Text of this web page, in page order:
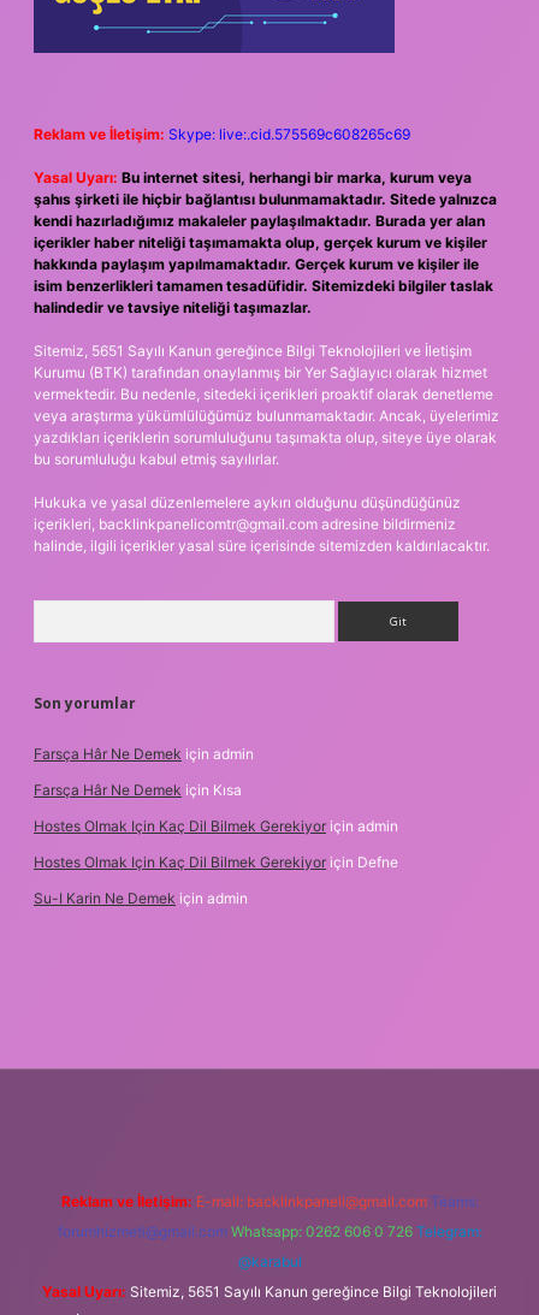
Reklam ve İletişim: Skype: live:.cid.575569c608265c69
Yasal Uyarı: Bu internet sitesi, herhangi bir marka, kurum veya
şahıs şirketi ile hiçbir bağlantısı bulunmamaktadır. Sitede yalnızca
kendi hazırladığımız makaleler paylaşılmaktadır. Burada yer alan
içerikler haber niteliği taşımamakta olup, gerçek kurum ve kişiler
hakkında paylaşım yapılmamaktadır. Gerçek kurum ve kişiler ile
isim benzerlikleri tamamen tesadüfidir. Sitemizdeki bilgiler taslak
halindedir ve tavsiye niteliği taşımazlar.
Sitemiz, 5651 Sayılı Kanun gereğince Bilgi Teknolojileri ve İletişim
Kurumu (BTK) tarafından onaylanmış bir Yer Sağlayıcı olarak hizmet
vermektedir. Bu nedenle, sitedeki içerikleri proaktif olarak denetleme
veya araştırma yükümlülüğümüz bulunmamaktadır. Ancak, üyelerimiz
yazdıkları içeriklerin sorumluluğunu taşımakta olup, siteye üye olarak
bu sorumluluğu kabul etmiş sayılırlar.
Hukuka ve yasal düzenlemelere aykırı olduğunu düşündüğünüz
içerikleri, backlinkpanelicomtr@gmail.com adresine bildirmeniz
halinde, ilgili içerikler yasal süre içerisinde sitemizden kaldırılacaktır.
Son yorumlar
Farsça Hâr Ne Demek için admin
Farsça Hâr Ne Demek için Kısa
Hostes Olmak Için Kaç Dil Bilmek Gerekiyor için admin
Hostes Olmak Için Kaç Dil Bilmek Gerekiyor için Defne
Su-I Karin Ne Demek için admin
Reklam ve İletişim: E-mail: backlinkpaneli@gmail.com Teams:
forumhizmeti@gmail.com Whatsapp: 0262 606 0 726 Telegram:
@karabul
Yasal Uyarı: Sitemiz, 5651 Sayılı Kanun gereğince Bilgi Teknolojileri